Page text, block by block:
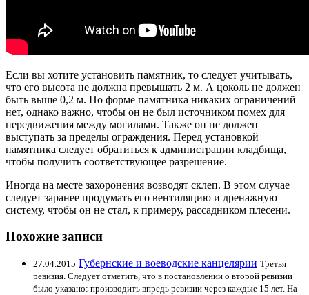
Если вы хотите установить памятник, то следует учитывать,
что его высота не должна превышать 2 м. А цоколь не должен
быть выше 0,2 м. По форме памятника никаких ограничений
нет, однако важно, чтобы он не был источником помех для
передвижения между могилами. Также он не должен
выступать за пределы ограждения. Перед установкой
памятника следует обратиться к администрации кладбища,
чтобы получить соответствующее разрешение.
Иногда на месте захоронения возводят склеп. В этом случае
следует заранее продумать его вентиляцию и дренажную
систему, чтобы он не стал, к примеру, рассадником плесени.
Похожие записи
27.04.2015 Губернские и воеводские канцелярии Третья
ревизия. Следует отметить, что в постановлении о второй ревизии
было указано: производить впредь ревизии через каждые 15 лет. На